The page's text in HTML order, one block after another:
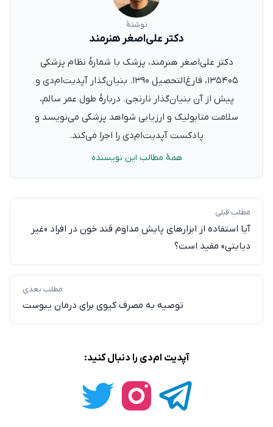
نوشتهٔ
دکتر علی‌اصغر هنرمند
دکتر علی‌اصغر هنرمند، پزشک با شمارهٔ نظام پزشکی
۱۳۵۴۰۵، فارغ‌التحصیل ۱۳۹۰. بنیان‌گذار آپدیت‌ام‌دی و
پیش از آن بنیان‌گذار نارنجی. دربارهٔ طول عمر سالم،
سلامت متابولیک و ارزیابی شواهد پزشکی می‌نویسد و
پادکست آپدیت‌ام‌دی را اجرا می‌کند.
همهٔ مطالب این نویسنده
مطلب قبلی
آیا استفاده از ابزارهای پایش مداوم قند خون در افراد «غیر
دیابتی» مفید است؟
مطلب بعدی
توصیه به مصرف کیوی برای درمان یبوست
آپدیت ام‌دی را دنبال کنید: